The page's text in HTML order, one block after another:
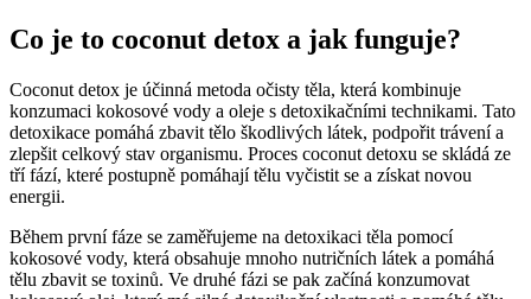
Co je to coconut detox a jak funguje?
Coconut detox je účinná metoda očisty těla, která kombinuje
konzumaci kokosové vody a oleje s detoxikačními technikami. Tato
detoxikace pomáhá zbavit tělo škodlivých látek, podpořit trávení a
zlepšit celkový stav organismu. Proces coconut detoxu se skládá ze
tří fází, které postupně pomáhají tělu vyčistit se a získat novou
energii.
Během první fáze se zaměřujeme na detoxikaci těla pomocí
kokosové vody, která obsahuje mnoho nutričních látek a pomáhá
tělu zbavit se toxinů. Ve druhé fázi se pak začíná konzumovat